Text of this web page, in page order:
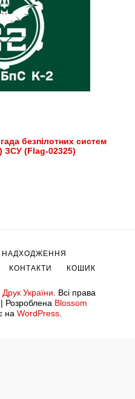
безпілотних систем
ЗСУ (Flag-02325)
Друк України . Всі права
Розроблена Blossom
на WordPress
НАДХОДЖЕННЯ
КОНТАКТИ КОШИК